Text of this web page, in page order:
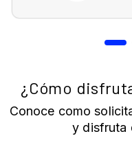
¿Cómo
Conoce como
y disfruta